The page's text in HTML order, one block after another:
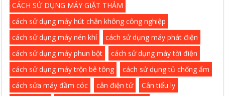
CÁCH SỬ DỤNG MÁY GIẶT THẢM
cách sử dụng máy hút chân không công nghiệp
cách sử dụng máy nén khí
cách sử dụng máy phát điện
cách sử dụng máy phun bột
cách sử dụng máy tời điện
cách sử dụng máy trộn bê tông
cách sử dụng tủ chống ẩm
cách sửa máy đầm cóc
cân điện tử
Cân tiểu ly